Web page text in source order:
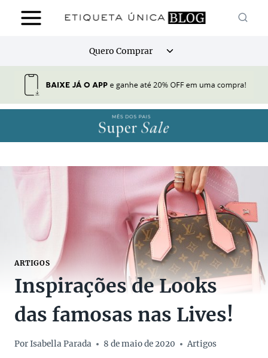
para
Quero Comprar
Alternar
ARTIGOS
Inspirações de Looks
das famosas nas Lives!
PorIsabella Parada 8 de maio de 2020 Artigos